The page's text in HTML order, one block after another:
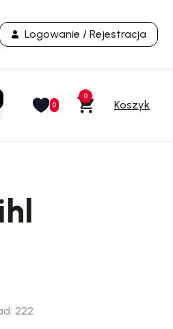
Logowanie / Rejestracja
0
0
222